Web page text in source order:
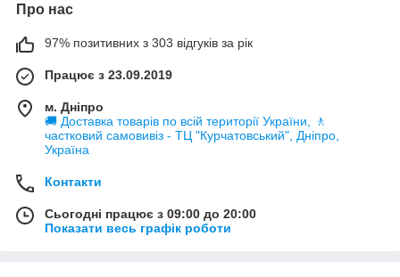
Про нас
97% позитивних з 303 відгуків за рік
Працює з 23.09.2019
м. Дніпро
🚚 Доставка товарів по всій території України, 🚶
частковий самовивіз - ТЦ "Курчатовський", Дніпро,
Україна
Контакти
Сьогодні працює з 09:00 до 20:00
Показати весь графік роботи